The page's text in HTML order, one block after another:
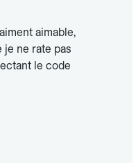
aimable,
je ne rate pas
le code